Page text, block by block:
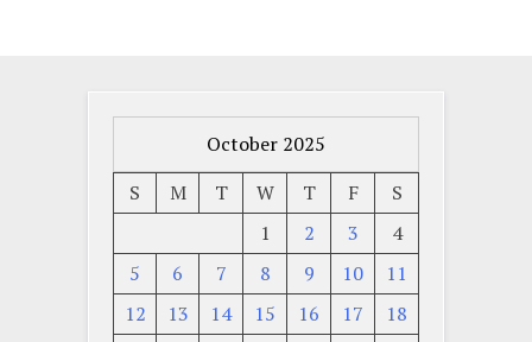
October 2025
S
M T W T F
S
1
2 3
4
5
6 7 8 9 10
11
12
13 14 15 16 17
18